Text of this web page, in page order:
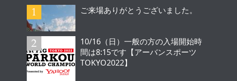
ご来場ありがとうございました。
10/16（日）一般の方の入場開始時
間は8:15です【アーバンスポーツ
TOKYO2022】